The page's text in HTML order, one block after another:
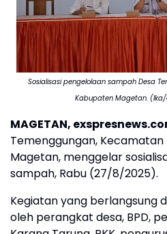
Sosialisasi pengelolaan sampah Desa
Kabupaten Magetan. (Ika/
MAGETAN,
Temenggungan,
Magetan, menggelar
sampah, Rabu (27/8/2025).
Kegiatan yang berlangsung
oleh perangkat desa, BPD,